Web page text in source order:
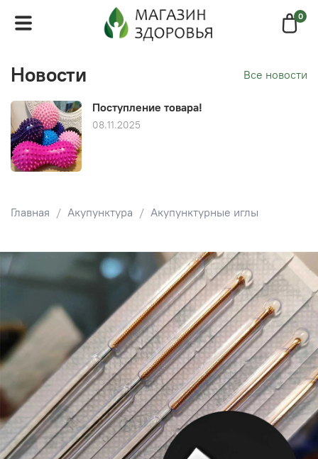
0
Главная Акупунктура Акупунктурные иглы
Новости Все новости
Поступление товара!
08.11.2025